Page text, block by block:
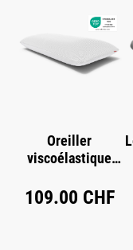
Oreiller
viscoélastique
109.00 CHF